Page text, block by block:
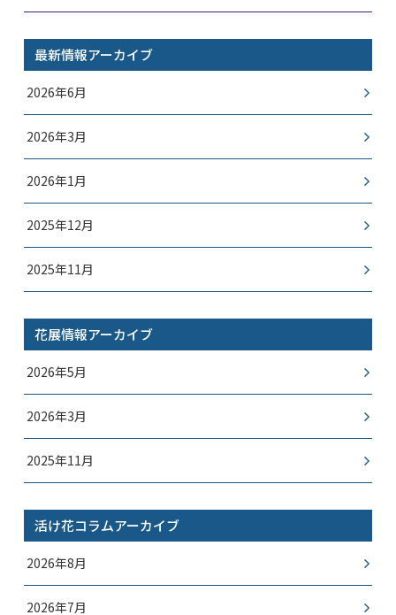
最新情報アーカイブ
2026年6月
2026年3月
2026年1月
2025年12月
2025年11月
花展情報アーカイブ
2026年5月
2026年3月
2025年11月
活け花コラムアーカイブ
2026年8月
2026年7月